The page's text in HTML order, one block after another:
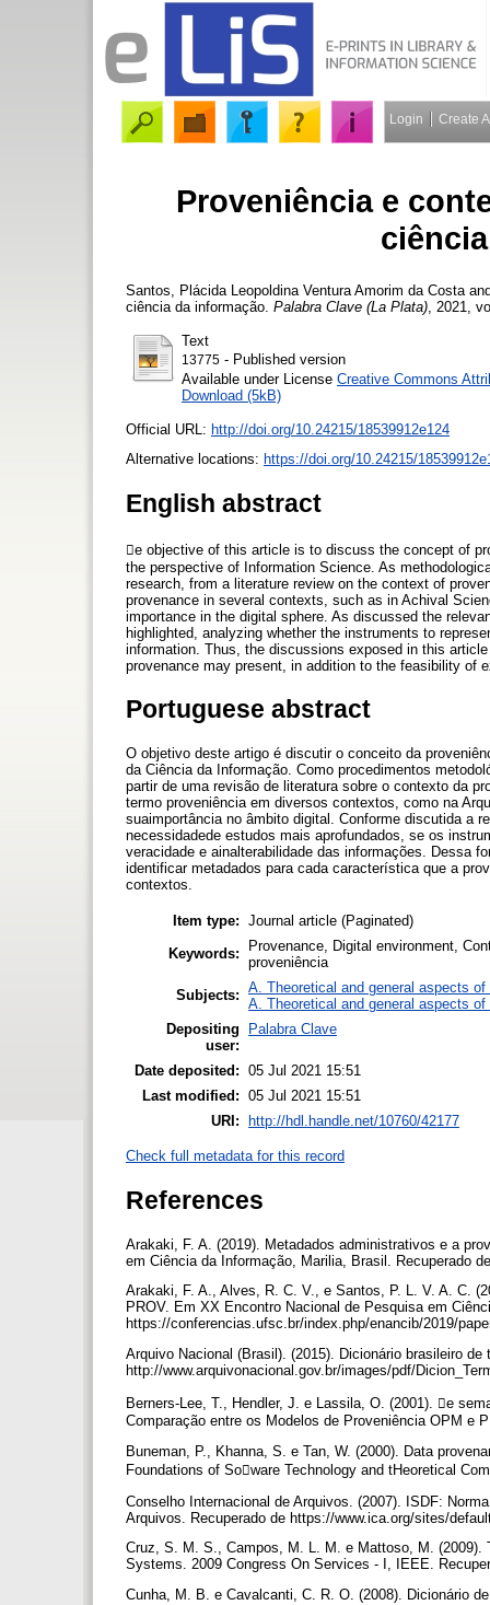
Login Create
Proveniência e
Santos, Plácida Leopoldina Ventura Amorim da Costa
ciência da informação. Palabra Clave (La Plata) , 2021,
Text
13775 - Published version
Available under License Creative Commons
Download (5kB)
Official URL: http://doi.org/10.24215/18539912e124
Alternative locations: https://doi.org/10.24215/
English abstract
e objective of this article is to discuss the concept of
the perspective of Information Science. As
research, from a literature review on the context of
provenance in several contexts, such as in Achival
importance in the digital sphere. As discussed the
highlighted, analyzing whether the instruments to
information. Thus, the discussions exposed in this
provenance may present, in addition to the feasibility of
Portuguese abstract
O objetivo deste artigo é discutir o conceito da
da Ciência da Informação. Como procedimentos
partir de uma revisão de literatura sobre o contexto da
termo proveniência em diversos contextos, como na
suaimportância no âmbito digital. Conforme discutida a
necessidadede estudos mais aprofundados, se os
veracidade e ainalterabilidade das informações. Dessa
identificar metadados para cada característica que a
contextos.
Item type: Journal article (Paginated)
Keywords:
Provenance, Digital environment,
proveniência
Subjects: A. Theoretical and general aspects
A. Theoretical and general aspects
Depositing
user:
Palabra Clave
Date deposited: 05 Jul 2021 15:51
Last modified: 05 Jul 2021 15:51
URI: http://hdl.handle.net/10760/42177
Check full metadata for this record
References
Arakaki, F. A. (2019). Metadados administrativos e a
em Ciência da Informação, Marilia, Brasil. Recuperado
Arakaki, F. A., Alves, R. C. V., e Santos, P. L. V. A. C.
PROV. Em XX Encontro Nacional de Pesquisa em
https://conferencias.ufsc.br/index.php/enancib/2019/
Arquivo Nacional (Brasil). (2015). Dicionário brasileiro
http://www.arquivonacional.gov.br/images/pdf/
Berners-Lee, T., Hendler, J. e Lassila, O. (2001). e
Comparação entre os Modelos de Proveniência OPM e
Buneman, P., Khanna, S. e Tan, W. (2000). Data
Foundations of Soware Technology and tHeoretical
Conselho Internacional de Arquivos. (2007). ISDF:
Arquivos. Recuperado de https://www.ica.org/sites/
Cruz, S. M. S., Campos, M. L. M. e Mattoso, M. (2009).
Systems. 2009 Congress On Services - I, IEEE.
Cunha, M. B. e Cavalcanti, C. R. O. (2008). Dicionário